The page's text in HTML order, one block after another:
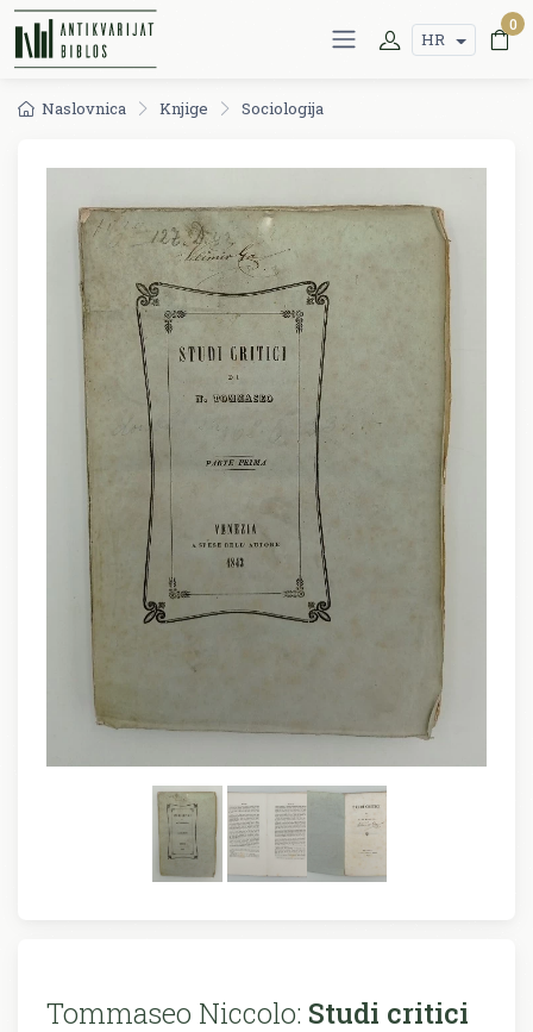
HR
0
Naslovnica Knjige Sociologija
Tommaseo Niccolo: Studi critici